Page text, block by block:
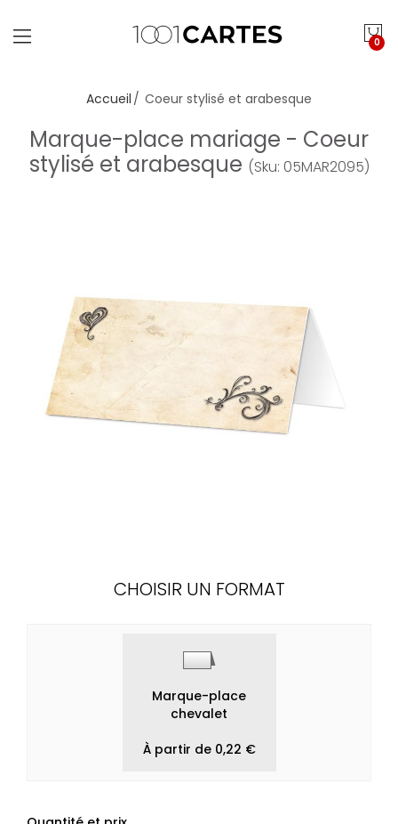
0
Accueil Coeur stylisé et arabesque
Marque-place mariage - Coeur
stylisé et arabesque (Sku: 05MAR2095)
CHOISIR UN FORMAT
Marque-place
chevalet
À partir de 0,22 €